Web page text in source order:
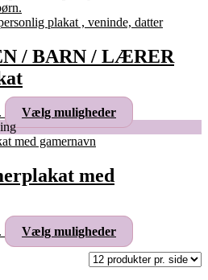
vælges
varesiden
/ BARN / LÆRER
Prisinterval:
199,00 kr.
til
Vælg muligheder
på
varesiden
med
Prisinterval:
179,00 kr.
Vælg muligheder
vare
har